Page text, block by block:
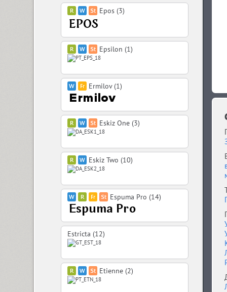
Epos (3)
Epsilon (1)
Ermilov (1)
Eskiz One (3)
Eskiz Two (10)
Espuma Pro (14)
Estricta (12)
Etienne (2)